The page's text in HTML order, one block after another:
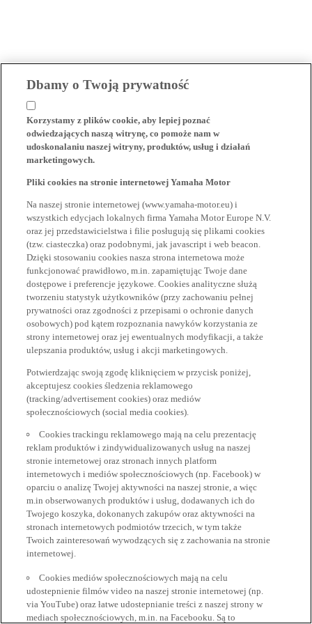
Dbamy o Twoją prywatność
Korzystamy z plików cookie, aby lepiej poznać
odwiedzających naszą witrynę, co pomoże nam w
udoskonalaniu naszej witryny, produktów, usług i działań
marketingowych.
Pliki cookies na stronie internetowej Yamaha Motor
Na naszej stronie internetowej (www.yamaha-motor.eu) i
wszystkich edycjach lokalnych firma Yamaha Motor Europe N.V.
oraz jej przedstawicielstwa i filie posługują się plikami cookies
(tzw. ciasteczka) oraz podobnymi, jak javascript i web beacon.
Dzięki stosowaniu cookies nasza strona internetowa może
funkcjonować prawidłowo, m.in. zapamiętując Twoje dane
dostępowe i preferencje językowe. Cookies analityczne służą
tworzeniu statystyk użytkowników (przy zachowaniu pełnej
prywatności oraz zgodności z przepisami o ochronie danych
osobowych) pod kątem rozpoznania nawyków korzystania ze
strony internetowej oraz jej ewentualnych modyfikacji, a także
ulepszania produktów, usług i akcji marketingowych.
Potwierdzając swoją zgodę kliknięciem w przycisk poniżej,
akceptujesz cookies śledzenia reklamowego
(tracking/advertisement cookies) oraz mediów
społecznościowych (social media cookies).
Cookies trackingu reklamowego mają na celu prezentację
reklam produktów i zindywidualizowanych usług na naszej
stronie internetowej oraz stronach innych platform
internetowych i mediów społecznościowych (np. Facebook) w
oparciu o analizę Twojej aktywności na naszej stronie, a więc
m.in obserwowanych produktów i usług, dodawanych ich do
Twojego koszyka, dokonanych zakupów oraz aktywności na
stronach internetowych podmiotów trzecich, w tym także
Twoich zainteresowań wywodzących się z zachowania na stronie
internetowej.
Cookies mediów społecznościowych mają na celu
udostepnienie filmów video na naszej stronie internetowej (np.
via YouTube) oraz łatwe udostepnianie treści z naszej strony w
mediach społecznościowych, m.in. na Facebooku. Są to